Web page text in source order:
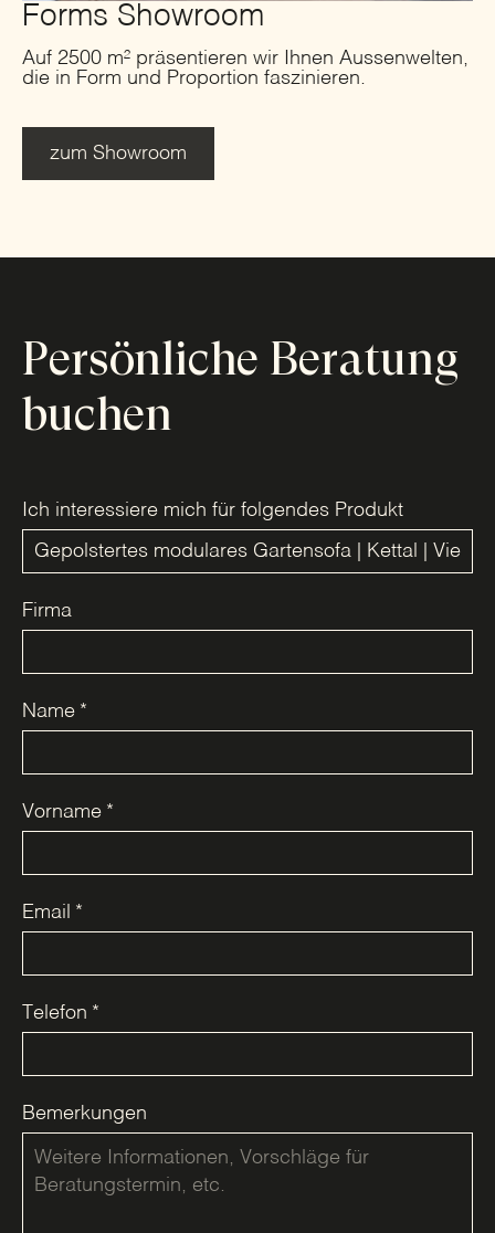
Forms Showroom
Auf 2500 m² präsentieren wir Ihnen Aussenwelten,
die in Form und Proportion faszinieren.
zum Showroom
Persönliche Beratung
buchen
Ich interessiere mich für folgendes Produkt
Firma
Name *
Vorname *
Email *
Telefon *
Bemerkungen